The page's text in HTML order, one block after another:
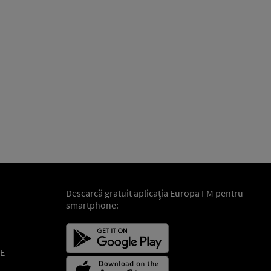
Descarcă gratuit aplicaţia Europa FM pentru
smartphone: